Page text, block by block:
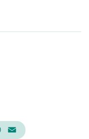
WhatsApp
Email